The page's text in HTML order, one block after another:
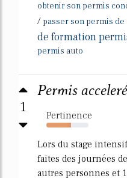
obtenir son permis
/ passer son permis
de formation
permis auto
1
Permis
Pertinence
58%
Lors du stage
faites des journées
autres personnes et